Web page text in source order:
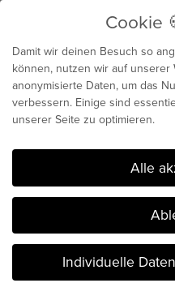
Biochemie
Der Blog von
Böhm. Seit 2014.
Cookie
Damit wir deinen Besuch so
können, nutzen wir auf
anonymisierte Daten, um das
verbessern. Einige sind
unserer Seite zu optimieren.
Cookie 🍪 gefällig?
Alle
Individuelle